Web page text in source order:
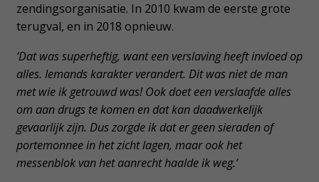
zendingsorganisatie. In 2010 kwam de eerste grote
terugval, en in 2018 opnieuw.
‘Dat was superheftig, want een verslaving heeft invloed op
alles. Iemands karakter verandert. Dit was niet de man
met wie ik getrouwd was! Ook doet een verslaafde alles
om aan drugs te komen en dat kan daadwerkelijk
gevaarlijk zijn. Dus zorgde ik dat er geen sieraden of
portemonnee in het zicht lagen, maar ook het
messenblok van het aanrecht haalde ik weg.’